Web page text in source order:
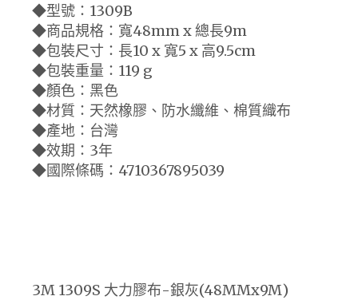
◆型號：1309B
◆商品規格：寬48mm x 總長9m
◆包裝尺寸：長10 x 寬5 x 高9.5cm
◆包裝重量：119 g
◆顏色：黑色
◆材質：天然橡膠、防水纖維、棉質織布
◆產地：台灣
◆效期：3年
◆國際條碼：4710367895039
3M 1309S 大力膠布-銀灰(48MMx9M)